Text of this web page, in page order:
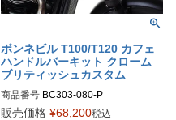
ボンネビル T100/T120 カフェ
ハンドルバーキット クローム
ブリティッシュカスタム
商品番号 BC303-080-P
販売価格 ¥68,200税込